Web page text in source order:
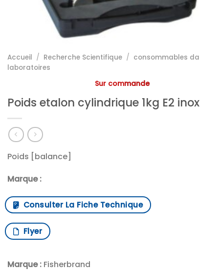
Accueil / Recherche Scientifique / consommables da
laboratoires
Sur commande
Poids etalon cylindrique 1kg E2 inox
Poids [balance]
Marque :
Consulter La Fiche Technique
Flyer
Marque : Fisherbrand